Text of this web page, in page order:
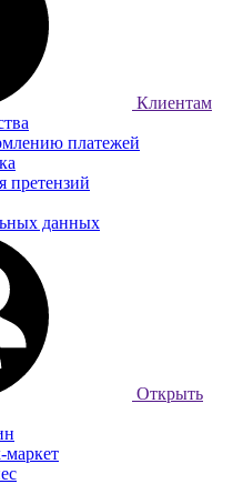
Клиентам
платежей
претензий
данных
Открыть